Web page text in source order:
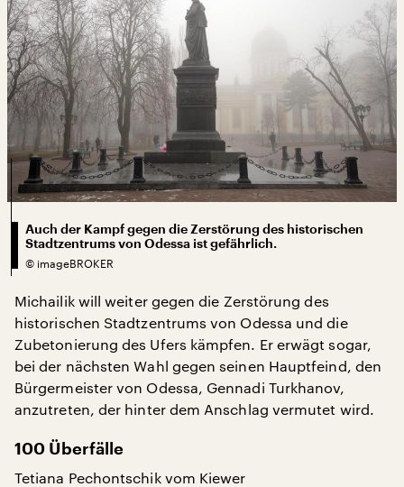
Auch der Kampf gegen die Zerstörung des historischen
Stadtzentrums von Odessa ist gefährlich.
© imageBROKER
Michailik will weiter gegen die Zerstörung des
historischen Stadtzentrums von Odessa und die
Zubetonierung des Ufers kämpfen. Er erwägt sogar,
bei der nächsten Wahl gegen seinen Hauptfeind, den
Bürgermeister von Odessa, Gennadi Turkhanov,
anzutreten, der hinter dem Anschlag vermutet wird.
100 Überfälle
Tetiana Pechontschik vom Kiewer